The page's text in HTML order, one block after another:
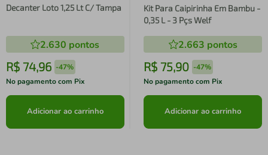
Decanter Loto 1,25 Lt C/ Tampa
2.630 pontos
R$ 74,96 -47%
No pagamento com Pix
Adicionar ao carrinho
Kit Para Caipirinha Em Bambu -
0,35 L - 3 Pçs Welf
2.663 pontos
R$ 75,90 -47%
No pagamento com Pix
Adicionar ao carrinho